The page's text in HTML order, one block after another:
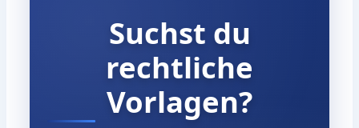
Suchst du
rechtliche
Vorlagen?